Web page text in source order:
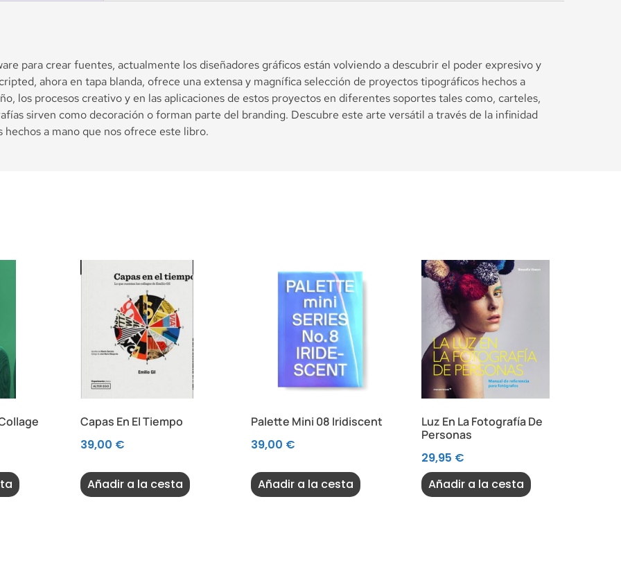
para crear fuentes, actualmente los diseñadores gráficos están volviendo a descubrir el poder expresivo y
ahora en tapa blanda, ofrece una extensa y magnífica selección de proyectos tipográficos hechos a
los procesos creativo y en las aplicaciones de estos proyectos en diferentes soportes tales como, carteles,
sirven como decoración o forman parte del branding. Descubre este arte versátil a través de la infinidad
a mano que nos ofrece este libro.
Capas En El Tiempo
39,00 €
Añadir a la cesta
Palette Mini 08 Iridiscent
39,00 €
Añadir a la cesta
Luz En La Fotografía De
Personas
29,95 €
Añadir a la cesta